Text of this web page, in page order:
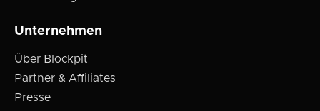
Unternehmen
Über Blockpit
Partner & Affiliates
Presse